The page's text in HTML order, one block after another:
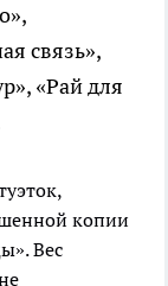
связь»,
«Рай для
копии
Вес